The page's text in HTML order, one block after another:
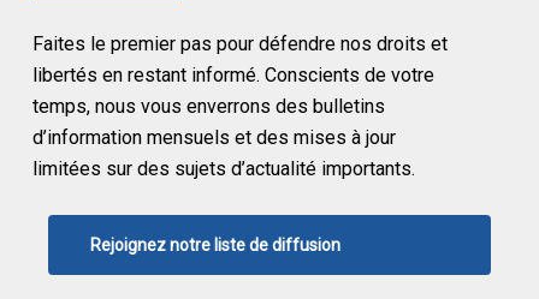
Faites le premier pas pour défendre nos droits et
libertés en restant informé. Conscients de votre
temps, nous vous enverrons des bulletins
d’information mensuels et des mises à jour
limitées sur des sujets d’actualité importants.
Rejoignez notre liste de diffusion